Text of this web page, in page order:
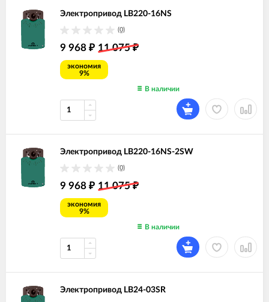
Электропривод LB220-16NS
(0)
9 968 ₽ 11 075₽
экономия
9%
В наличии
Электропривод LB220-16NS-2SW
(0)
9 968 ₽ 11 075₽
экономия
9%
В наличии
Электропривод LB24-03SR